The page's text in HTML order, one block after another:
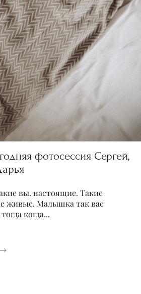
фотосессия Сергей,
вы. настоящие. Такие
живые. Малышка так вас
когда...